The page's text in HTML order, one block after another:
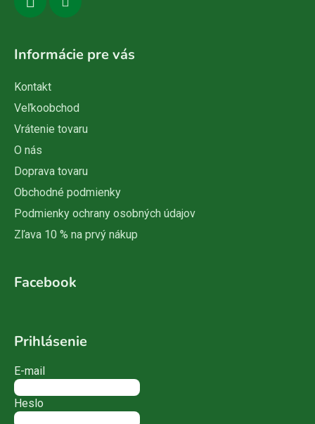
Informácie pre vás
Kontakt
Veľkoobchod
Vrátenie tovaru
O nás
Doprava tovaru
Obchodné podmienky
Podmienky ochrany osobných údajov
Zľava 10 % na prvý nákup
Facebook
Prihlásenie
E-mail
Heslo